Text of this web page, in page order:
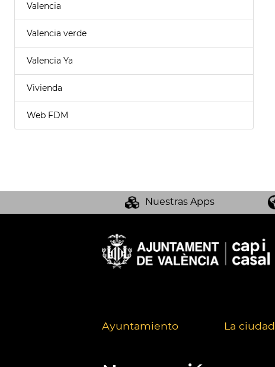
Valencia
Valencia verde
Valencia Ya
Vivienda
Web FDM
Nuestras Apps
Ayuntamiento La ciudad